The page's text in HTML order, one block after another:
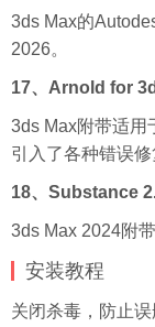
3ds Max的
2026。
17、Arnold for
3ds Max附带适用
引入了各种错误修
18、Substance
3ds Max 2024附
安装教程
关闭杀毒，防止误